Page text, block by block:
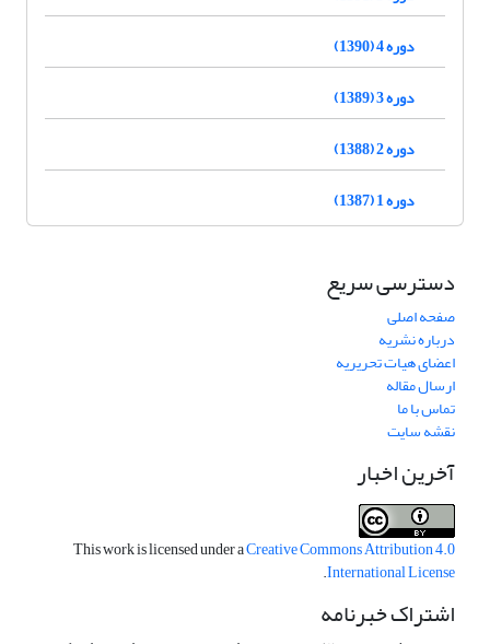
دوره 4 (1390)
دوره 3 (1389)
دوره 2 (1388)
دوره 1 (1387)
دسترسی سریع
صفحه اصلی
درباره نشریه
اعضای هیات تحریریه
ارسال مقاله
تماس با ما
نقشه سایت
آخرین اخبار
This work is licensed under aCreative Commons Attribution 4.0
International License
.
اشتراک خبرنامه